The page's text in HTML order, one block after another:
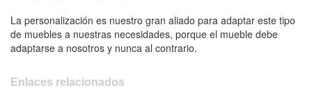
La personalización es nuestro gran aliado para adaptar este tipo
de muebles a nuestras necesidades, porque el mueble debe
adaptarse a nosotros y nunca al contrario.
Enlaces relacionados